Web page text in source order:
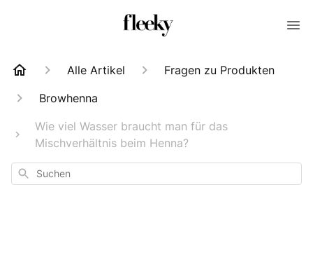
Alle Artikel
Fragen zu Produkten
Browhenna
Wie viel Wasser braucht man für das
Mischverhältnis beim Henna?
Suchen